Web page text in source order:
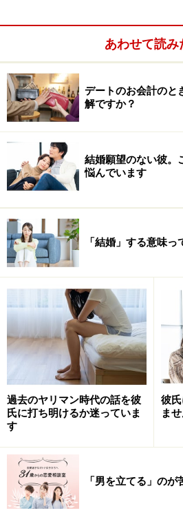
HP：だまされない女のつくり方
お悩み：婚活中、男性
れることが多く、返し方
お悩み：婚活中、男性から自慢話
返し方に困っています
婚活で出会った男性から、自慢話
くあります。自分のすごいとこ
もしれませんが、正直、戸惑いま
あわせて読み
デートのお会計のと
解ですか？
結婚願望のない彼。
悩んでいます
「結婚」する意味っ
過去のヤリマン時代の話を彼
氏に打ち明けるか迷っていま
す
彼
ま
「男を立てる」の